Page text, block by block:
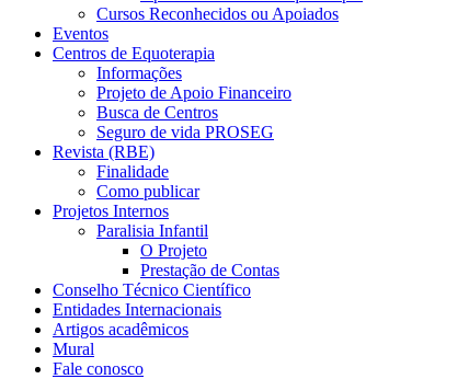
Cursos Reconhecidos ou Apoiados
Eventos
Centros de Equoterapia
Informações
Projeto de Apoio Financeiro
Busca de Centros
Seguro de vida PROSEG
Revista (RBE)
Finalidade
Como publicar
Projetos Internos
Paralisia Infantil
O Projeto
Prestação de Contas
Conselho Técnico Científico
Entidades Internacionais
Artigos acadêmicos
Mural
Fale conosco